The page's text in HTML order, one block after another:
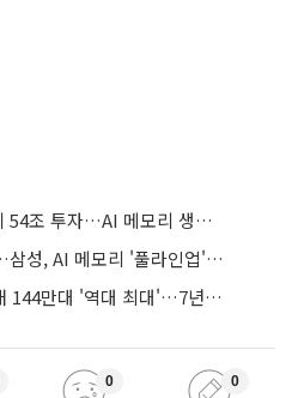
SK하이닉스, 용인·청주에 54조 투자…AI 메모리 생산기지 키운다
D램·낸드 모두 세계 1위…삼성, AI 메모리 '풀라인업'으로 승부
갤럭시 Z 폴드8, 사전판매 144만대 '역대 최대'…7년만에 갤노트10 기록 넘어
0 0